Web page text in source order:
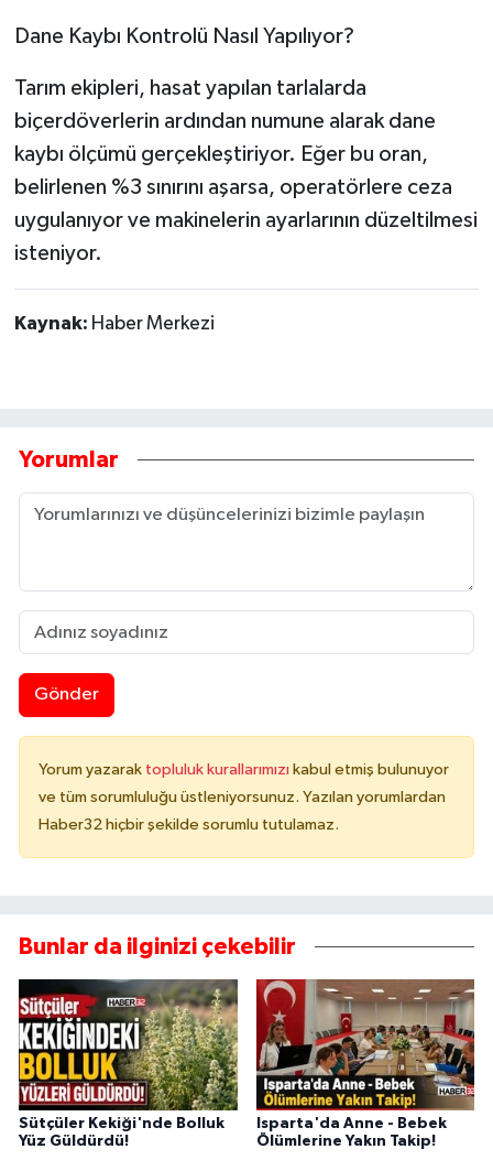
Dane Kaybı Kontrolü Nasıl Yapılıyor?
Tarım ekipleri, hasat yapılan tarlalarda
biçerdöverlerin ardından numune alarak dane
kaybı ölçümü gerçekleştiriyor. Eğer bu oran,
belirlenen %3 sınırını aşarsa, operatörlere ceza
uygulanıyor ve makinelerin ayarlarının düzeltilmesi
isteniyor.
Kaynak: Haber Merkezi
Yorumlar
Gönder
Yorum yazarak topluluk kurallarımızı kabul etmiş bulunuyor
ve tüm sorumluluğu üstleniyorsunuz. Yazılan yorumlardan
Haber32 hiçbir şekilde sorumlu tutulamaz.
Bunlar da ilginizi çekebilir
Sütçüler Kekiği'nde Bolluk
Yüz Güldürdü!
Isparta'da Anne - Bebek
Ölümlerine Yakın Takip!